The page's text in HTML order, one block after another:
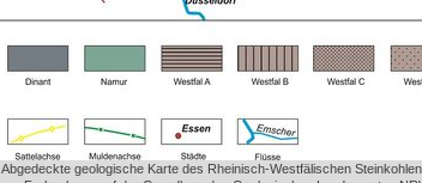
Abgedeckte geologische Karte des Rheinisch-Westfälischen